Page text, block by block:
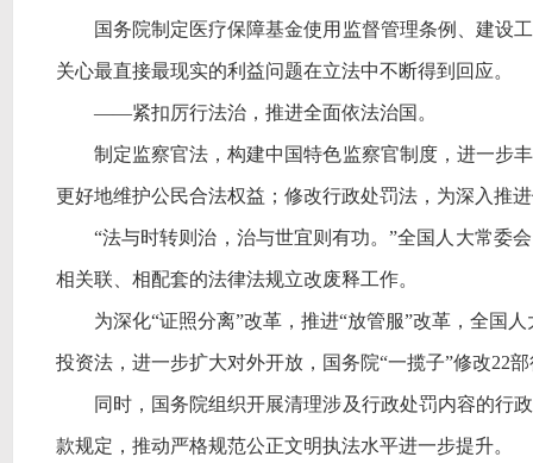
国务院制定医疗保障基金使用监督管理条例、建设
关心最直接最现实的利益问题在立法中不断得到回应。
——紧扣厉行法治，推进全面依法治国。
制定监察官法，构建中国特色监察官制度，进一步
更好地维护公民合法权益；修改行政处罚法，为深入推
“法与时转则治，治与世宜则有功。”全国人大常委
相关联、相配套的法律法规立改废释工作。
为深化“证照分离”改革，推进“放管服”改革，全国
投资法，进一步扩大对外开放，国务院“一揽子”修改22
同时，国务院组织开展清理涉及行政处罚内容的行
款规定，推动严格规范公正文明执法水平进一步提升。